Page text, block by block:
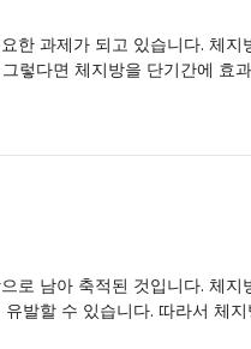
한 과제가 되고 있습니다. 체지
렇다면 체지방을 단기간에 효
로 남아 축적된 것입니다. 체지
발할 수 있습니다. 따라서 체